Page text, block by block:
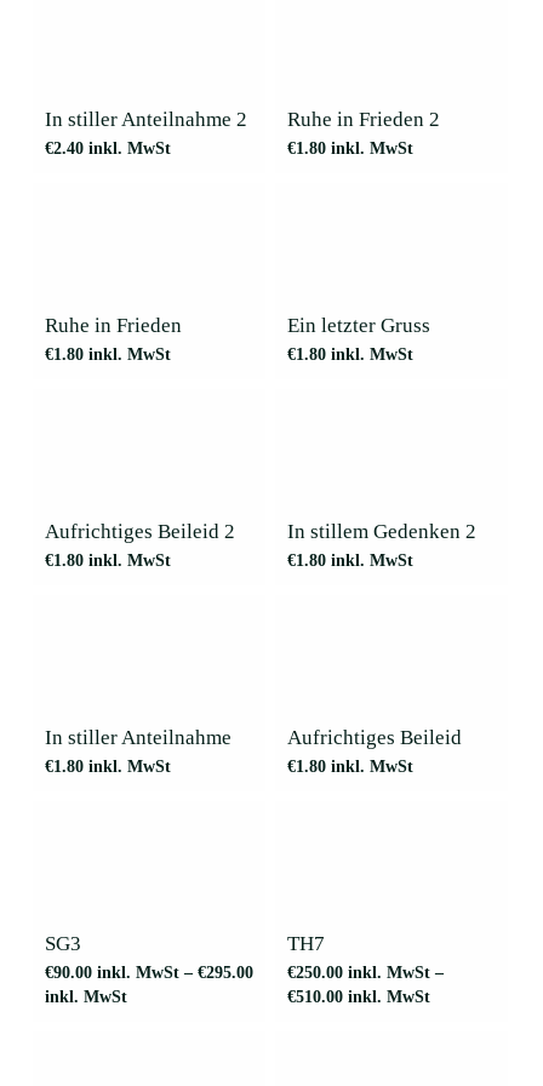
In stiller Anteilnahme 2
€2.40 inkl. MwSt
Ruhe in Frieden 2
€1.80 inkl. MwSt
Ruhe in Frieden
€1.80 inkl. MwSt
Ein letzter Gruss
€1.80 inkl. MwSt
Aufrichtiges Beileid 2
€1.80 inkl. MwSt
In stillem Gedenken 2
€1.80 inkl. MwSt
In stiller Anteilnahme
€1.80 inkl. MwSt
Aufrichtiges Beileid
€1.80 inkl. MwSt
mehrere
auf.
Die
SG3
€90.00 inkl. MwSt– €295.00
inkl. MwSt
mehrere
auf.
Die
TH7
€250.00 inkl. MwSt –
€510.00 inkl. MwSt